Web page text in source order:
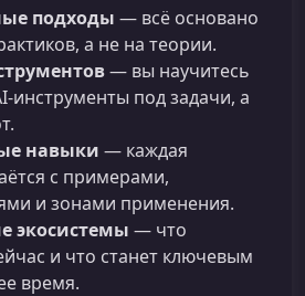
подходы — всё основано
а не на теории.
— вы научитесь
инструменты под задачи, а
навыки — каждая
с примерами,
и зонами применения.
экосистемы — что
и что станет ключевым
время.